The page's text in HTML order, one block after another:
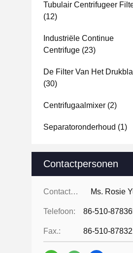
Tubulair Centrifugeer
(12)
Industriële Continue
Centrifuge (23)
De Filter Van Het
(30)
Centrifugaalmixer (2)
Separatoronderhoud (1)
Contactpersonen
Contactpersonen: Ms. Rosie
Telefoon: 86-510-
Fax.: 86-510-